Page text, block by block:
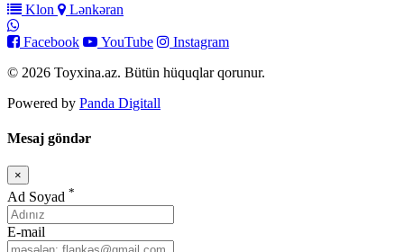
Klon Lənkəran
Facebook YouTube
Instagram
© 2026 Toyxina.az. Bütün hüquqlar qorunur.
Powered by Panda Digitall
Mesaj göndər
×
Bağla
Ad Soyad *
E-mail